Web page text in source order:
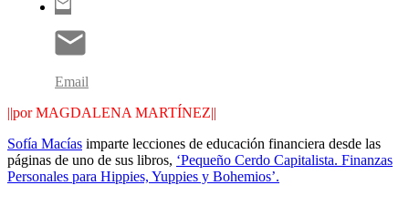
Email
||por MAGDALENA MARTÍNEZ||
Sofía Macías imparte lecciones de educación financiera desde las
páginas de uno de sus libros, ‘Pequeño Cerdo Capitalista. Finanzas
Personales para Hippies, Yuppies y Bohemios’.